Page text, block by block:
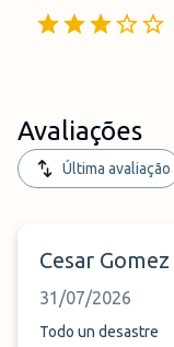
Avaliações
Última avaliação
Cesar Gomez
31/07/2026
Todo un desastre